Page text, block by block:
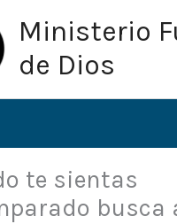
Ministerio
de Dios
te sientas
busca